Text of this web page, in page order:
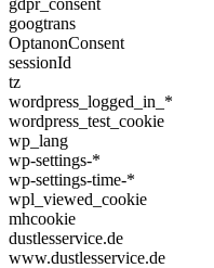
googtrans
OptanonConsent
sessionId
tz
wordpress_logged_in_*
wordpress_test_cookie
wp_lang
wp-settings-*
wp-settings-time-*
wpl_viewed_cookie
mhcookie
dustlesservice.de
www.dustlesservice.de